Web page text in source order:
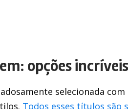
opções
selecionada
Todos esses títulos são